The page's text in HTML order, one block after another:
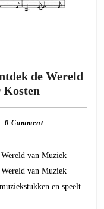
de Wereld
KostenGratis
Bladmuziek
PDF:
Wereld
van
Muziek
0 Comment
van Muziek
van Muziek
en speelt